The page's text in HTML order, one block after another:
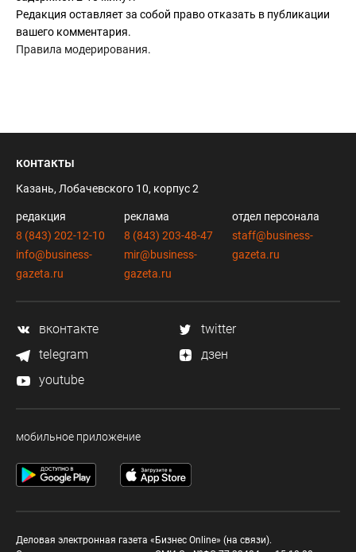
Редакция оставляет за собой право отказать в публикации
вашего комментария.
Правила модерирования.
контакты
Казань, Лобачевского 10, корпус 2
редакция
8 (843) 202-12-10
info@business-
gazeta.ru
реклама
8 (843) 203-48-47
mir@business-
gazeta.ru
отдел персонала
staff@business-
gazeta.ru
вконтакте
twitter
telegram
дзен
youtube
мобильное приложение
Деловая электронная газета «Бизнес Online» (на связи).